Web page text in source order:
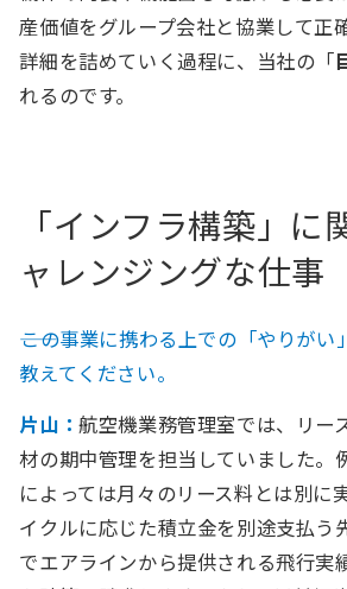
産価値をグループ会社と協業して正
詳細を詰めていく過程に、当社の「
れるのです。
「インフラ構築」に
ャレンジングな仕事
――この事業に携わる上での「やりが
教えてください。
片山：航空機業務管理室では、リー
材の期中管理を担当していました。
によっては月々のリース料とは別に
イクルに応じた積立金を別途支払う
でエアラインから提供される飛行実